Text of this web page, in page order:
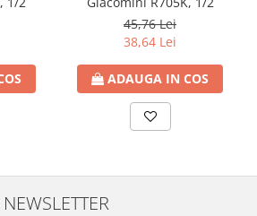
+
compozit
45,76 Lei
38,64 Lei
ADAUGA IN COS
NEWSLETTER